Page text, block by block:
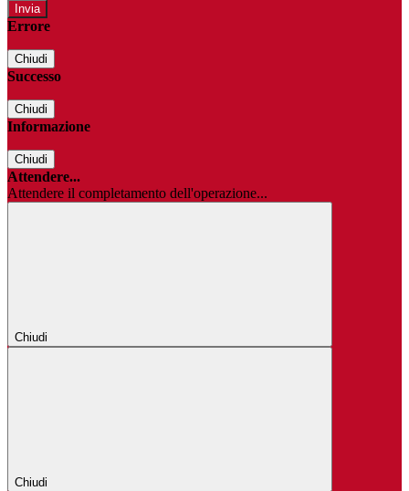
Errore
Chiudi
Successo
Chiudi
Informazione
Chiudi
Attendere...
Attendere il completamento dell'operazione...
Chiudi
Chiudi